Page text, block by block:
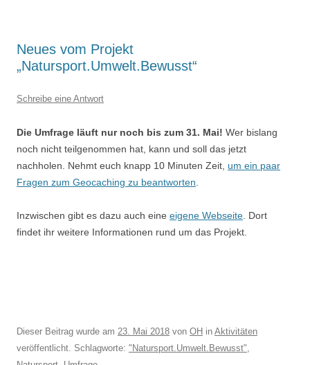
Neues vom Projekt
„Natursport.Umwelt.Bewusst“
Schreibe eine Antwort
Die Umfrage läuft nur noch bis zum 31. Mai! Wer bislang
noch nicht teilgenommen hat, kann und soll das jetzt
nachholen. Nehmt euch knapp 10 Minuten Zeit, um ein paar
Fragen zum Geocaching zu beantworten.
Inzwischen gibt es dazu auch eine eigene Webseite. Dort
findet ihr weitere Informationen rund um das Projekt.
Dieser Beitrag wurde am 23. Mai 2018 von OH in Aktivitäten
veröffentlicht. Schlagworte: "Natursport.Umwelt.Bewusst",